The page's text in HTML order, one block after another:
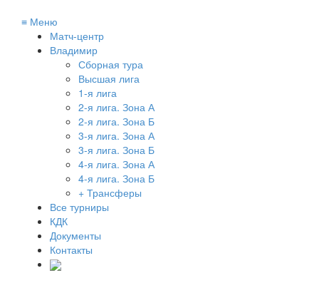
≡ Меню
Матч-центр
Владимир
Сборная тура
Высшая лига
1-я лига
2-я лига. Зона А
2-я лига. Зона Б
3-я лига. Зона А
3-я лига. Зона Б
4-я лига. Зона А
4-я лига. Зона Б
+ Трансферы
Все турниры
КДК
Документы
Контакты